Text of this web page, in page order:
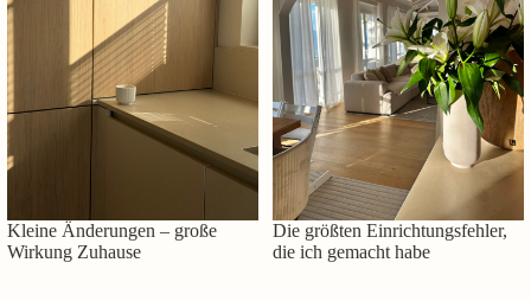
Kleine Änderungen – große
Wirkung Zuhause
Die größten Einrichtungsfehler,
die ich gemacht habe